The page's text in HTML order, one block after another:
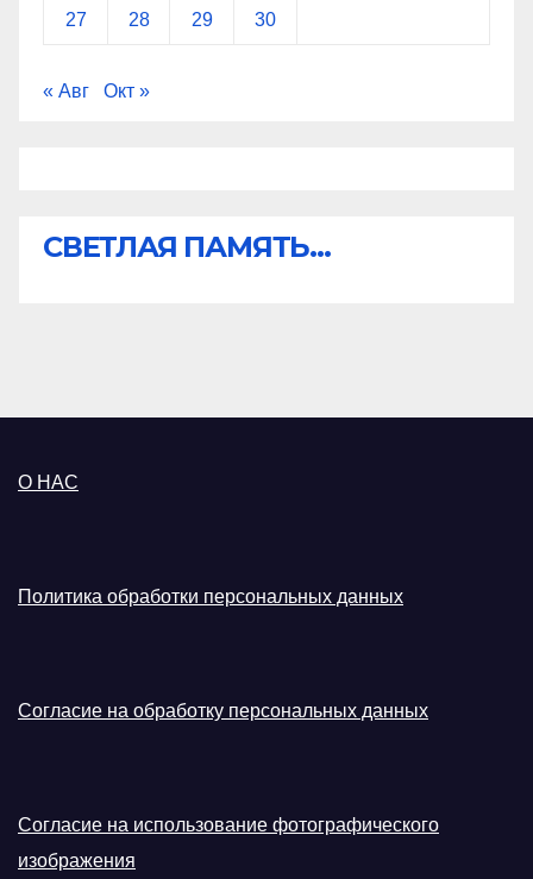
27 28 29 30
« Авг Окт »
СВЕТЛАЯ ПАМЯТЬ...
О НАС
Политика обработки персональных данных
Согласие на обработку персональных данных
Согласие на использование фотографического
изображения